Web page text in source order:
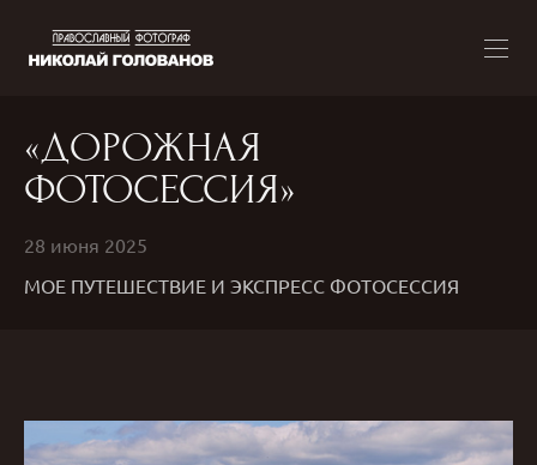
«ДОРОЖНАЯ
ФОТОСЕССИЯ»
28 июня 2025
МОЕ ПУТЕШЕСТВИЕ И ЭКСПРЕСС ФОТОСЕССИЯ